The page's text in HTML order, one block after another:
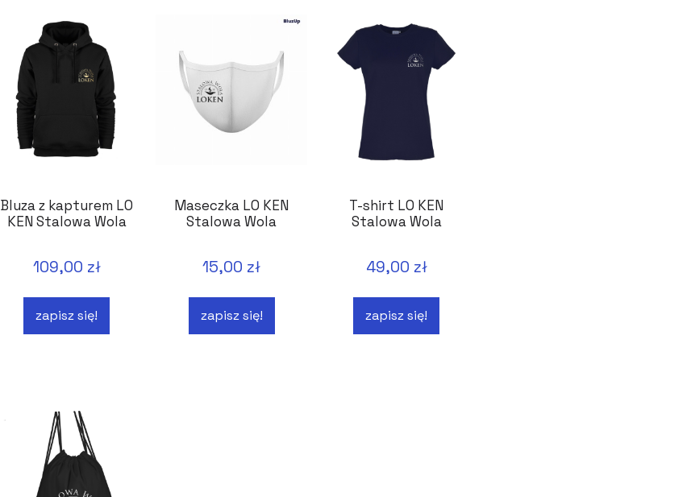
Bluza z kapturem LO
KEN Stalowa Wola
109,00 zł
zapisz się!
Maseczka LO KEN
Stalowa Wola
15,00 zł
zapisz się!
T-shirt LO KEN
Stalowa Wola
49,00 zł
zapisz się!